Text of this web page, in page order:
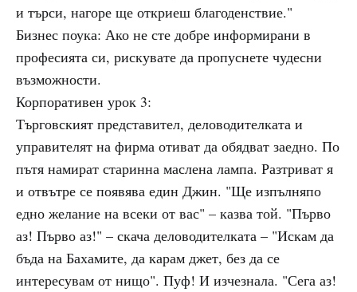
и търси, нагоре ще откриеш благоденствие."
Бизнес поука: Ако не сте добре информирани в
професията си, рискувате да пропуснете чудесни
възможности.
Корпоративен урок 3:
Търговският представител, деловодителката и
управителят на фирма отиват да обядват заедно. По
пътя намират старинна маслена лампа. Разтриват я
и отвътре се появява един Джин. "Ще изпълняпо
едно желание на всеки от вас" – казва той. "Първо
аз! Първо аз!" – скача деловодителката – "Искам да
бъда на Бахамите, да карам джет, без да се
интересувам от нищо". Пуф! И изчезнала. "Сега аз!